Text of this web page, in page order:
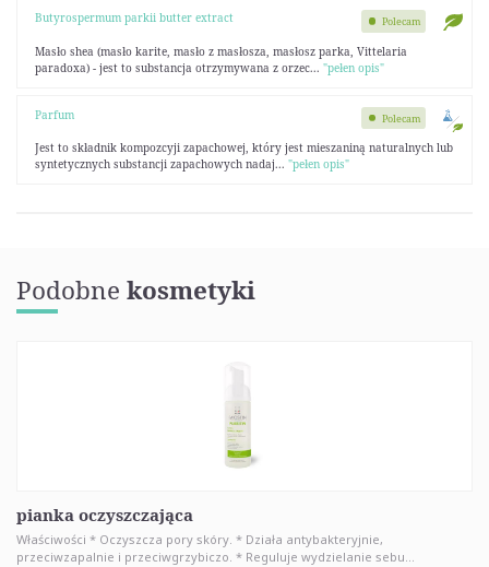
Butyrospermum parkii butter extract
Masło shea (masło karite, masło z masłosza, masłosz parka, Vittelaria
paradoxa) - jest to substancja otrzymywana z orzec... "pełen opis"
Polecam
Parfum
Jest to składnik kompozcyji zapachowej, który jest mieszaniną naturalnych lub
syntetycznych substancji zapachowych nadaj... "pełen opis"
Polecam
Podobne kosmetyki
pianka oczyszczająca
Właściwości * Oczyszcza pory skóry. * Działa antybakteryjnie,
przeciwzapalnie i przeciwgrzybiczo. * Reguluje wydzielanie sebu...